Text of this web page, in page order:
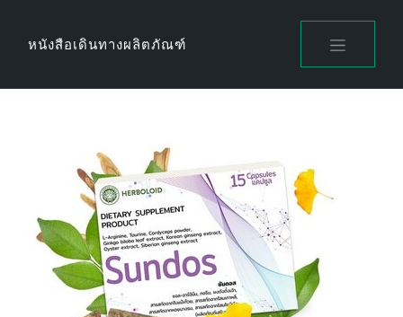
หนังสือเดินทางผลิตภัณฑ์